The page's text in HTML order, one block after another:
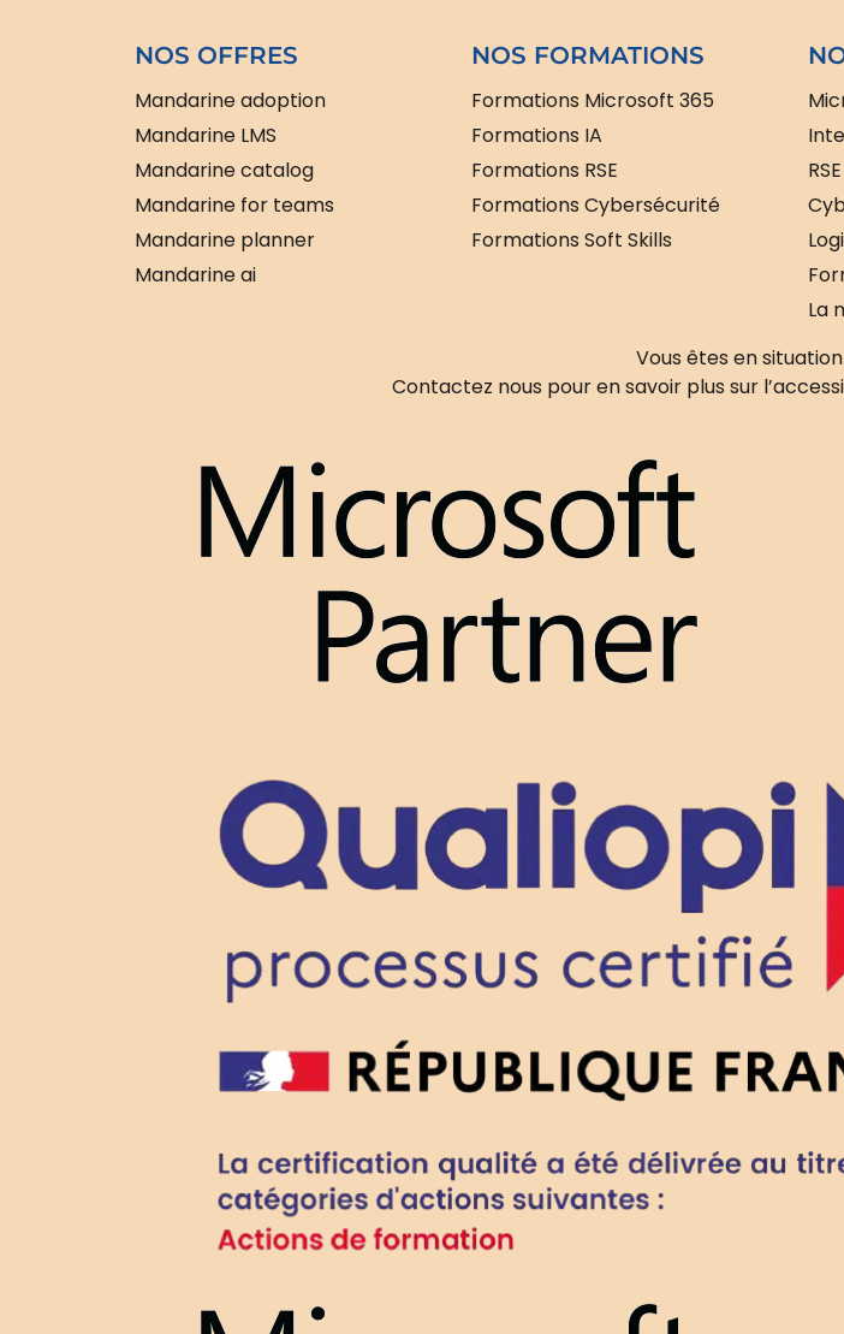
NOS OFFRES
Mandarine adoption
Mandarine LMS
Mandarine catalog
Mandarine for teams
Mandarine planner
Mandarine ai
NOS FORMATIONS
Formations Microsoft 365
Formations IA
Formations RSE
Formations Cybersécurité
Formations Soft Skills
La
Vous êtes en
Contactez nous pour en savoir plus sur